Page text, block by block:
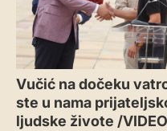
Vučić na dočeku
ste u nama
ljudske živote /